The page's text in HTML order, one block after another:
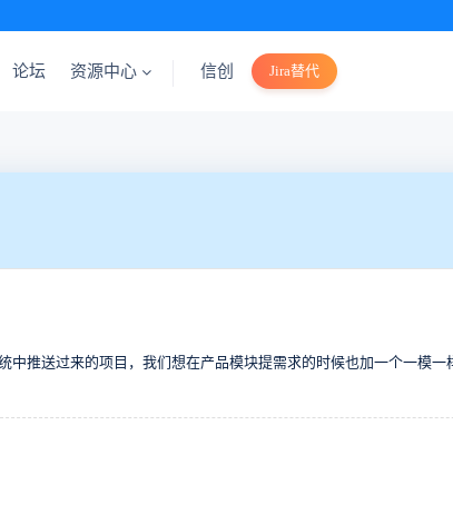
论坛 资源中心 信创 Jira替代
推送过来的项目，我们想在产品模块提需求的时候也加一个一模一